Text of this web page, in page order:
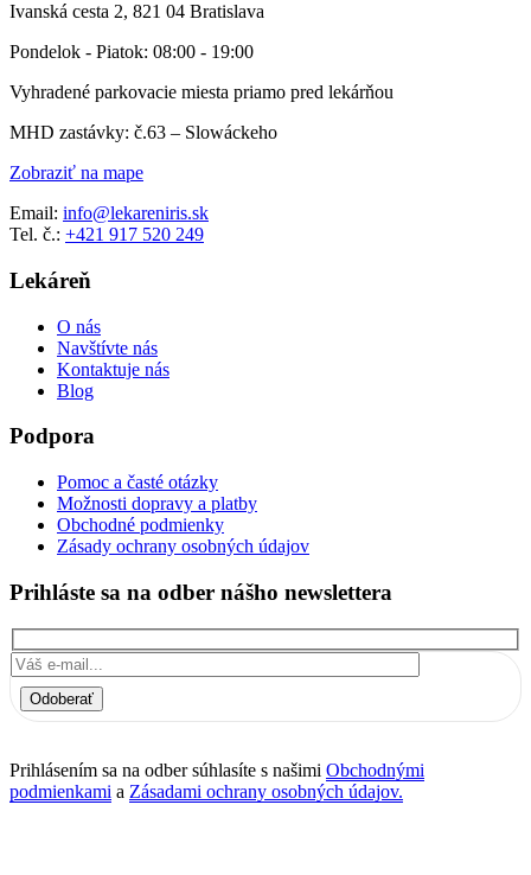
Ivanská cesta 2, 821 04 Bratislava
Pondelok - Piatok: 08:00 - 19:00
Vyhradené parkovacie miesta priamo pred lekárňou
MHD zastávky: č.63 – Slowáckeho
Zobraziť na mape
Email: info@lekareniris.sk
Tel. č.: +421 917 520 249
Lekáreň
O nás
Navštívte nás
Kontaktuje nás
Blog
Podpora
Pomoc a časté otázky
Možnosti dopravy a platby
Obchodné podmienky
Zásady ochrany osobných údajov
Prihláste sa na odber nášho newslettera
Odoberať
Prihlásením sa na odber súhlasíte s našimi Obchodnými
podmienkami a Zásadami ochrany osobných údajov.